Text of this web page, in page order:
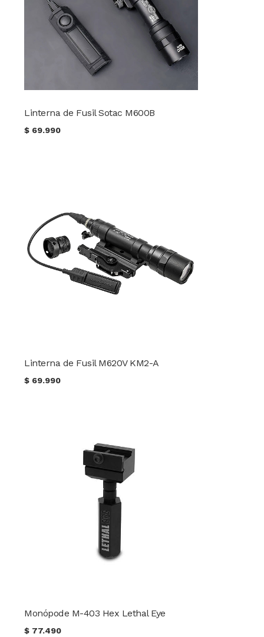
Linterna de Fusil Sotac M600B
$ 69.990
Linterna de Fusil M620V KM2-A
$ 69.990
Monópode M-403 Hex Lethal Eye
$ 77.490